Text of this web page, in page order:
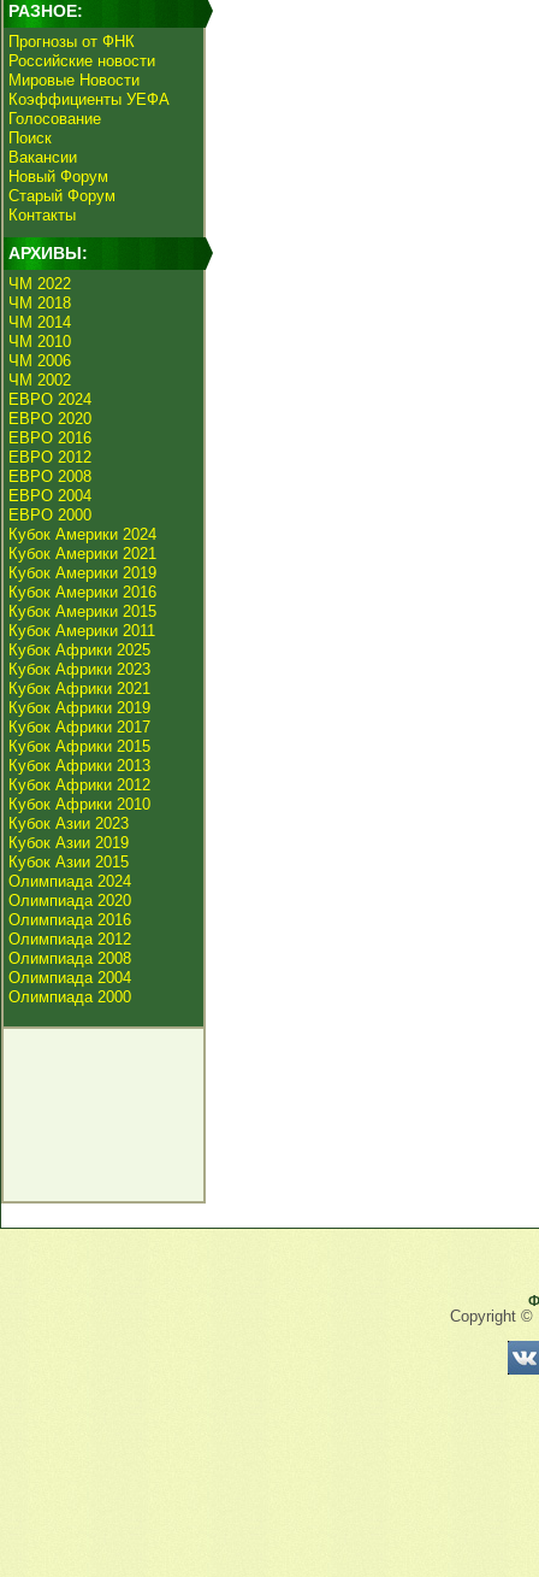
РАЗНОЕ:
Прогнозы от ФНК
Российские новости
Мировые Новости
Коэффициенты УЕФА
Голосование
Поиск
Вакансии
Новый Форум
Старый Форум
Контакты
АРХИВЫ:
ЧМ 2022
ЧМ 2018
ЧМ 2014
ЧМ 2010
ЧМ 2006
ЧМ 2002
ЕВРО 2024
ЕВРО 2020
ЕВРО 2016
ЕВРО 2012
ЕВРО 2008
ЕВРО 2004
ЕВРО 2000
Кубок Америки 2024
Кубок Америки 2021
Кубок Америки 2019
Кубок Америки 2016
Кубок Америки 2015
Кубок Америки 2011
Кубок Африки 2025
Кубок Африки 2023
Кубок Африки 2021
Кубок Африки 2019
Кубок Африки 2017
Кубок Африки 2015
Кубок Африки 2013
Кубок Африки 2012
Кубок Африки 2010
Кубок Азии 2023
Кубок Азии 2019
Кубок Азии 2015
Олимпиада 2024
Олимпиада 2020
Олимпиада 2016
Олимпиада 2012
Олимпиада 2008
Олимпиада 2004
Олимпиада 2000
Copyright ©